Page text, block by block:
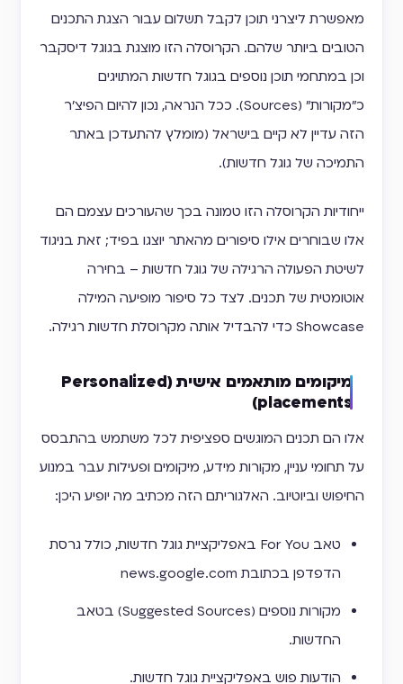
מאפשרת ליצרני תוכן לקבל תשלום עבור הצגת התכנים
הטובים ביותר שלהם. הקרוסלה הזו מוצגת בגוגל דיסקבר
וכן במתחמי תוכן נוספים בגוגל חדשות המתויגים
כ"מקורות" (Sources). ככל הנראה, נכון להיום הפיצ'ר
הזה עדיין לא קיים בישראל (מומלץ להתעדכן באתר
התמיכה של גוגל חדשות).
ייחודיות הקרוסלה הזו טמונה בכך שהעורכים עצמם הם
אלו שבוחרים אילו סיפורים מהאתר יוצגו בפיד; זאת בניגוד
לשיטת הפעולה הרגילה של גוגל חדשות – בחירה
אוטומטית של תכנים. לצד כל סיפור מופיעה המילה
Showcase כדי להבדיל אותה מקרוסלת חדשות רגילה.
מיקומים מותאמים אישית (Personalized
placements)
אלו הם תכנים המוגשים ספציפית לכל משתמש בהתבסס
על תחומי עניין, מקורות מידע, מיקומים ופעילות עבר במנוע
החיפוש וביוטיוב. האלגוריתם הזה מכתיב מה יופיע היכן:
טאב For You באפליקציית גוגל חדשות, כולל גרסת
הדפדפן בכתובת news.google.com
מקורות נוספים (Suggested Sources) בטאב
החדשות.
הודעות פוש באפליקציית גוגל חדשות.